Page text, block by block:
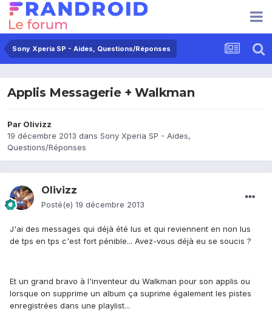
Sony Xperia SP - Aides, Questions/Réponses
Applis Messagerie + Walkman
Par Olivizz
19 décembre 2013 dans Sony Xperia SP - Aides,
Questions/Réponses
Olivizz
Posté(e) 19 décembre 2013
J'ai des messages qui déjà été lus et qui reviennent en non lus
de tps en tps c'est fort pénible... Avez-vous déjà eu se soucis ?
Et un grand bravo à l'inventeur du Walkman pour son applis ou
lorsque on supprime un album ça suprime également les pistes
enregistrées dans une playlist...